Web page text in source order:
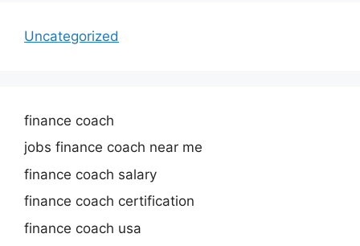
Uncategorized
finance coach
jobs finance coach near me
finance coach salary
finance coach certification
finance coach usa